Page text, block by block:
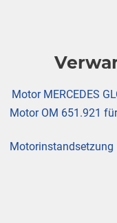
Motor MERCEDES
Motor OM 651.921 für
Motorinstandsetzung